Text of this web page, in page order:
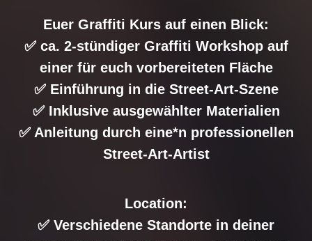
Euer Graffiti Kurs auf einen Blick:
✅ ca. 2-stündiger Graffiti Workshop auf
einer für euch vorbereiteten Fläche
✅ Einführung in die Street-Art-Szene
✅ Inklusive ausgewählter Materialien
✅ Anleitung durch eine*n professionellen
Street-Art-Artist
Location:
✅ Verschiedene Standorte in deiner